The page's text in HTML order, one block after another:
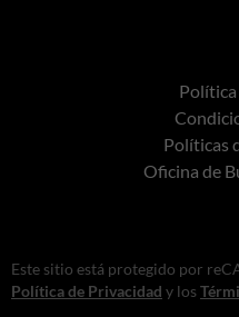
Política
Políticas
Oficina de
Este sitio está protegido por
Política de Privacidad y los